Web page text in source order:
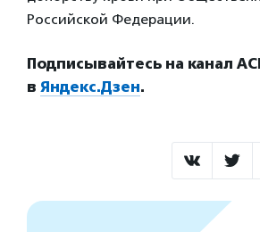
Российской Федерации.
Подписывайтесь на канал
в Яндекс.Дзен.